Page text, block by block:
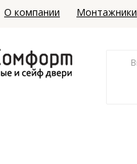
О компании Монтажники